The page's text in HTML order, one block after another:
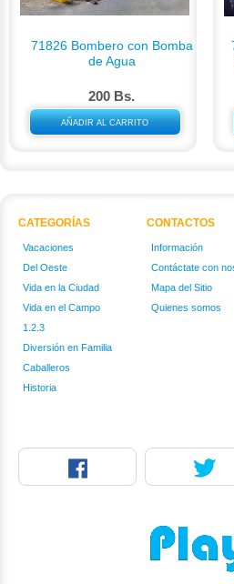
71826 Bombero con Bomba
de Agua
200 Bs.
AÑADIR AL CARRITO
CATEGORÍAS
Vacaciones
Del Oeste
Vida en la Ciudad
Vida en el Campo
1.2.3
Diversión en Familia
Caballeros
Historia
CONTACTOS
Información
Contáctate con
Mapa del Sitio
Quienes somos